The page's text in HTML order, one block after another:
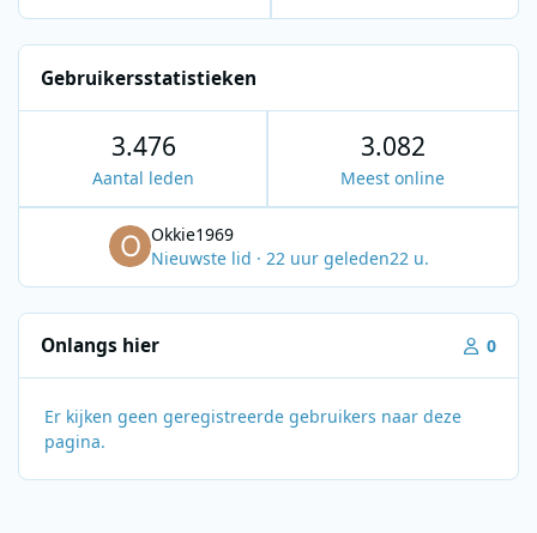
Gebruikersstatistieken
3.476
Aantal leden
3.082
Meest online
Okkie1969
Nieuwste lid · 22 uur geleden22 u.
Onlangs hier 0
Er kijken geen geregistreerde gebruikers naar deze
pagina.